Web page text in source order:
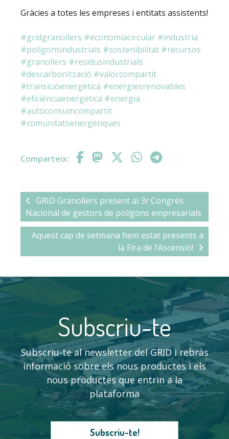
Gràcies a totes les empreses i entitats assistents!
#gridgranollers #economiacircular #industria
#poligonsindustrials #sostenibilitat #recursos
#granollers #residusindustrials
#descarbonització #valorcompartit
#transicióenergètica #energiesrenovables
#eficiènciaenergètica #energia
#autoconsumcompartit
#comunitatsenergètiques
Comparteix:
GRID Granollers present al 3r Congrés
Nacional de gestors de polígons empresarials
Aquest cap de setmana hem estat presents a
la Fira de l’Ascensió!
Subscriu-te
Subscriu-te al newsletter del GRID i rebràs
informació sobre els nous productes i els
nous productes que entrin a la
plataforma
Subscriu-te!